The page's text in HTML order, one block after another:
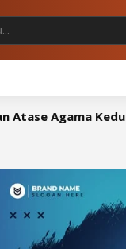
Arab Saudi